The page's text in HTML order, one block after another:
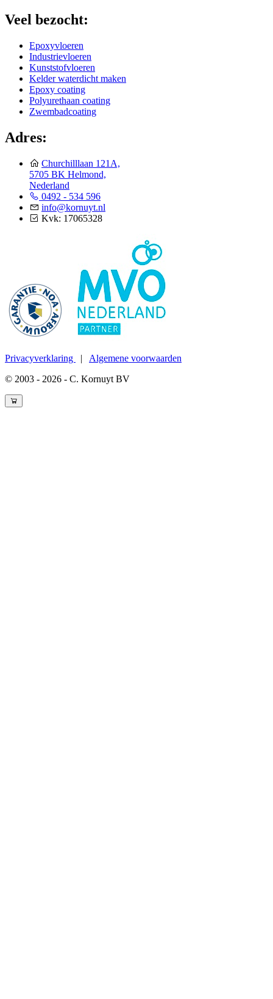
Veel bezocht:
Epoxyvloeren
Industrievloeren
Kunststofvloeren
Kelder waterdicht maken
Epoxy coating
Polyurethaan coating
Zwembadcoating
Adres:
Churchilllaan 121A,
5705 BK Helmond,
Nederland
0492 - 534 596
info@kornuyt.nl
Kvk: 17065328
Privacyverklaring | Algemene voorwaarden
© 2003 - 2026 - C. Kornuyt BV